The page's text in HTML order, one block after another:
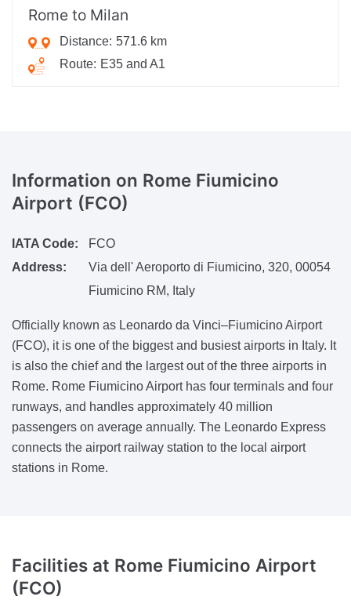
Rome to Milan
Distance: 571.6 km
Route: E35 and A1
Information on Rome Fiumicino
Airport (FCO)
IATA Code:
FCO
Address:
Via dell' Aeroporto di Fiumicino, 320, 00054
Fiumicino RM, Italy
Officially known as Leonardo da Vinci–Fiumicino Airport
(FCO), it is one of the biggest and busiest airports in Italy. It
is also the chief and the largest out of the three airports in
Rome. Rome Fiumicino Airport has four terminals and four
runways, and handles approximately 40 million
passengers on average annually. The Leonardo Express
connects the airport railway station to the local airport
stations in Rome.
Facilities at Rome Fiumicino Airport
(FCO)